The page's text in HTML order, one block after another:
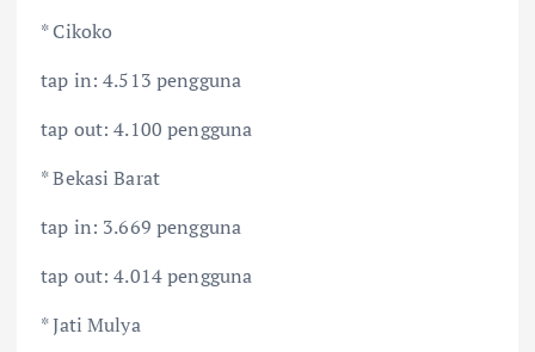
* Cikoko
tap in: 4.513 pengguna
tap out: 4.100 pengguna
* Bekasi Barat
tap in: 3.669 pengguna
tap out: 4.014 pengguna
* Jati Mulya